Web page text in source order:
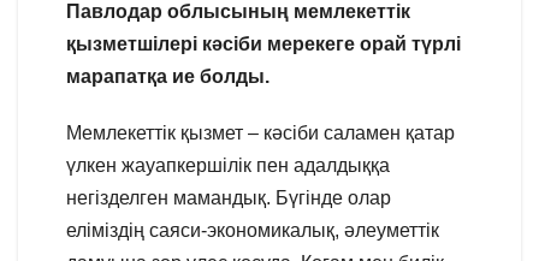
Павлодар облысының мемлекеттік
қызметшілері кәсіби мерекеге орай түрлі
марапатқа ие болды.
Мемлекеттік қызмет – кәсіби саламен қатар
үлкен жауапкершілік пен адалдыққа
негізделген мамандық. Бүгінде олар
еліміздің саяси-экономикалық, әлеуметтік